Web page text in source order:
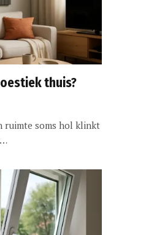
thuis?
ruimte soms hol klinkt